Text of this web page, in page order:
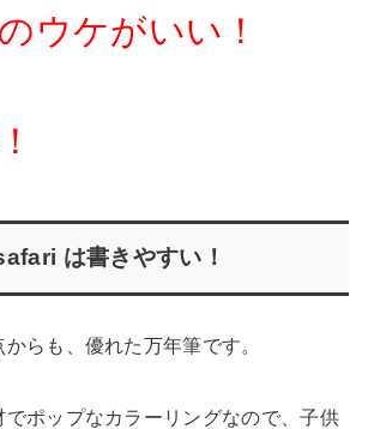
ウケがいい！
は書きやすい！
らも、優れた万年筆です。
でポップなカラーリングなので、子供